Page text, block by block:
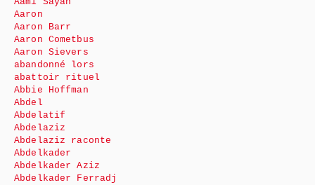
Aaron
Aaron Barr
Aaron Cometbus
Aaron Sievers
abandonné lors
abattoir rituel
Abbie Hoffman
Abdel
Abdelatif
Abdelaziz
Abdelaziz raconte
Abdelkader
Abdelkader Aziz
Abdelkader Ferradj